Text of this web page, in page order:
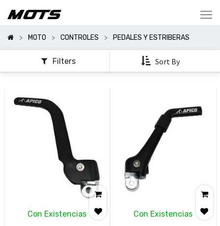
MOTO CONTROLES PEDALES Y ESTRIBERAS
Filters Sort By
Categorías
Mostrar
Opciones
Con Existencias Con Existencias